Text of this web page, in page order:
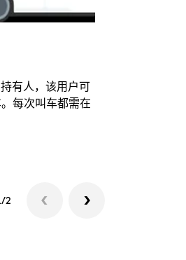
有人，该用户可
每次叫车都需在
2